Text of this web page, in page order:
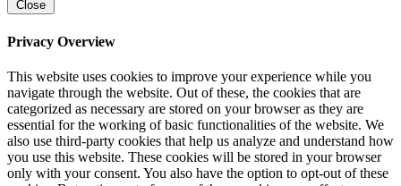
Close
Privacy Overview
This website uses cookies to improve your experience while you
navigate through the website. Out of these, the cookies that are
categorized as necessary are stored on your browser as they are
essential for the working of basic functionalities of the website. We
also use third-party cookies that help us analyze and understand how
you use this website. These cookies will be stored in your browser
only with your consent. You also have the option to opt-out of these